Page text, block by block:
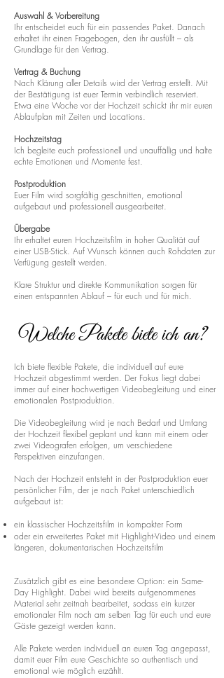
Auswahl & Vorbereitung
Ihr entscheidet euch für ein passendes Paket. Danach
erhaltet ihr einen Fragebogen, den ihr ausfüllt – als
Grundlage für den Vertrag.
Vertrag & Buchung
Nach Klärung aller Details wird der Vertrag erstellt. Mit
der Bestätigung ist euer Termin verbindlich reserviert.
Etwa eine Woche vor der Hochzeit schickt ihr mir euren
Ablaufplan mit Zeiten und Locations.
Hochzeitstag
Ich begleite euch professionell und unauffällig und halte
echte Emotionen und Momente fest.
Postproduktion
Euer Film wird sorgfältig geschnitten, emotional
aufgebaut und professionell ausgearbeitet.
Übergabe
Ihr erhaltet euren Hochzeitsfilm in hoher Qualität auf
einer USB-Stick. Auf Wunsch können auch Rohdaten zur
Verfügung gestellt werden.
Klare Struktur und direkte Kommunikation sorgen für
einen entspannten Ablauf – für euch und für mich.
Welche Pakete biete ich an?
Ich biete flexible Pakete, die individuell auf eure
Hochzeit abgestimmt werden. Der Fokus liegt dabei
immer auf einer hochwertigen Videobegleitung und einer
emotionalen Postproduktion.
Die Videobegleitung wird je nach Bedarf und Umfang
der Hochzeit flexibel geplant und kann mit einem oder
zwei Videografen erfolgen, um verschiedene
Perspektiven einzufangen.
Nach der Hochzeit entsteht in der Postproduktion euer
persönlicher Film, der je nach Paket unterschiedlich
aufgebaut ist:
ein klassischer Hochzeitsfilm in kompakter Form
oder ein erweitertes Paket mit Highlight-Video und einem
längeren, dokumentarischen Hochzeitsfilm
Zusätzlich gibt es eine besondere Option: ein Same-
Day Highlight. Dabei wird bereits aufgenommenes
Material sehr zeitnah bearbeitet, sodass ein kurzer
emotionaler Film noch am selben Tag für euch und eure
Gäste gezeigt werden kann.
Alle Pakete werden individuell an euren Tag angepasst,
damit euer Film eure Geschichte so authentisch und
emotional wie möglich erzählt.